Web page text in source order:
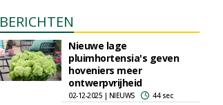
BERICHTEN
Nieuwe lage
pluimhortensia's geven
hoveniers meer
ontwerpvrijheid
02-12-2025 | NIEUWS 44 sec